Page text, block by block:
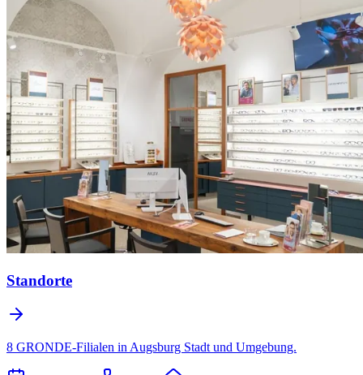
Standorte
8 GRONDE-Filialen in Augsburg Stadt und Umgebung.